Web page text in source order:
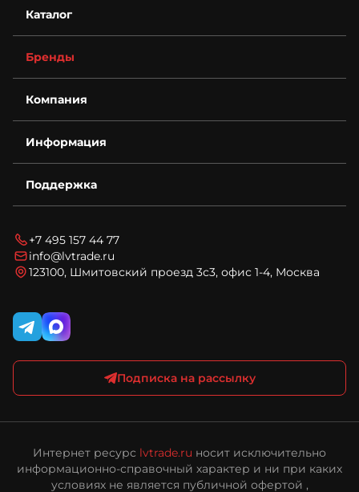
Каталог
Бренды
Компания
Контакты
Деталировки
Для бизнеса
Спецпредложения
Информация
Гарантия
Условия оплаты
Соглашение на обработку персональных данных
Политика конфиденциальности и обработки
персональных данных
Поддержка
Карта сайта
Подписка на рассылку
+7 495 157 44 77
info@lvtrade.ru
123100, Шмитовский проезд 3с3, офис 1-4, Москва
Интернет ресурс lvtrade.ru носит исключительно
информационно-справочный характер и ни при каких
условиях не является публичной офертой ,